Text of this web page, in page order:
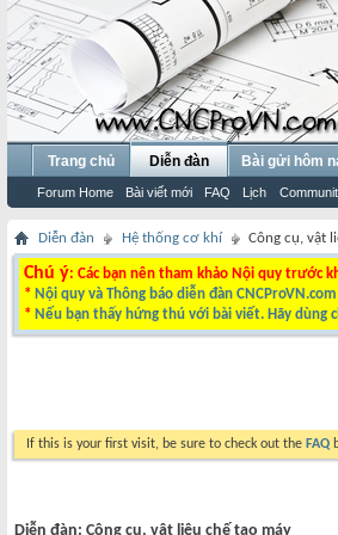
Trang chủ Diễn đàn
Forum Home Bài viết mới FAQ Lịch
Bài gửi hôm
Diễn đàn Hệ thống cơ khí Công cụ, vật
Chú ý: Các bạn nên tham khảo Nội quy trước
* Nội quy và Thông báo diễn đàn CNCProVN.com
* Nếu bạn thấy hứng thú với bài viết. Hãy dùng
If this is your first visit, be sure to check out the FAQ
Diễn đàn: Công cụ, vật liệu chế tạo máy